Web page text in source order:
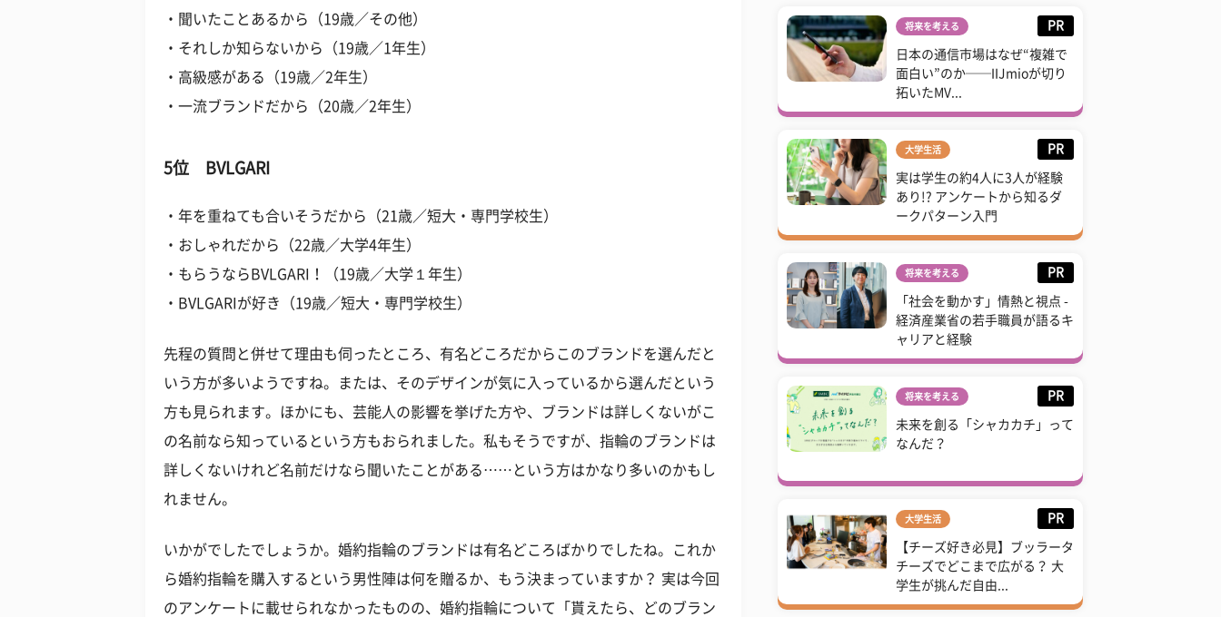
・聞いたことあるから（19歳／その他）
・それしか知らないから（19歳／1年生）
・高級感がある（19歳／2年生）
・一流ブランドだから（20歳／2年生）
5位 BVLGARI
・年を重ねても合いそうだから（21歳／短大・専門学校生）
・おしゃれだから（22歳／大学4年生）
・もらうならBVLGARI！（19歳／大学１年生）
・BVLGARIが好き（19歳／短大・専門学校生）
先程の質問と併せて理由も伺ったところ、有名どころだからこのブランドを選んだと
いう方が多いようですね。または、そのデザインが気に入っているから選んだという
方も見られます。ほかにも、芸能人の影響を挙げた方や、ブランドは詳しくないがこ
の名前なら知っているという方もおられました。私もそうですが、指輪のブランドは
詳しくないけれど名前だけなら聞いたことがある……という方はかなり多いのかもし
れません。
いかがでしたでしょうか。婚約指輪のブランドは有名どころばかりでしたね。これか
ら婚約指輪を購入するという男性陣は何を贈るか、もう決まっていますか？ 実は今回
のアンケートに載せられなかったものの、婚約指輪について「貰えたら、どのブラン
将来を考える PR
日本の通信市場はなぜ“複雑で
面白い”のか──IIJmioが切り
拓いたMV...
大学生活 PR
実は学生の約4人に3人が経験
あり!? アンケートから知るダ
ークパターン入門
将来を考える PR
「社会を動かす」情熱と視点 -
経済産業省の若手職員が語るキ
ャリアと経験
将来を考える PR
未来を創る「シャカカチ」って
なんだ？
大学生活 PR
【チーズ好き必見】ブッラータ
チーズでどこまで広がる？ 大
学生が挑んだ自由...